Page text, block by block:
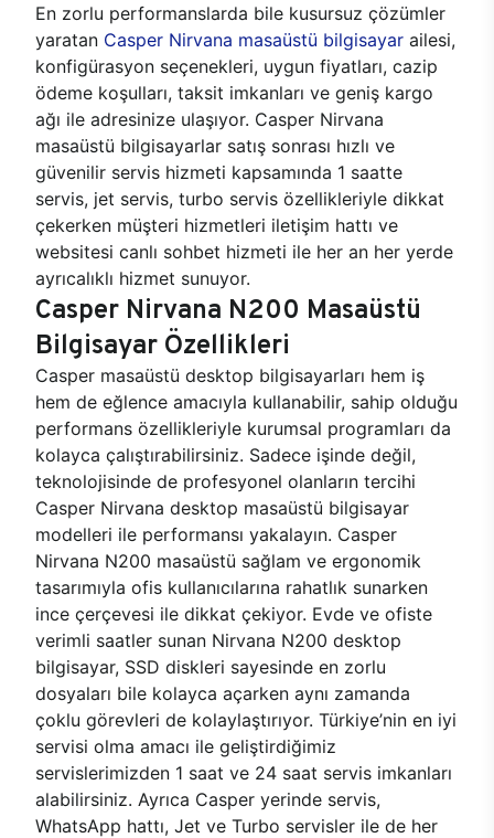
En zorlu performanslarda bile kusursuz çözümler
yaratan Casper Nirvana masaüstü bilgisayar ailesi,
konfigürasyon seçenekleri, uygun fiyatları, cazip
ödeme koşulları, taksit imkanları ve geniş kargo
ağı ile adresinize ulaşıyor. Casper Nirvana
masaüstü bilgisayarlar satış sonrası hızlı ve
güvenilir servis hizmeti kapsamında 1 saatte
servis, jet servis, turbo servis özellikleriyle dikkat
çekerken müşteri hizmetleri iletişim hattı ve
websitesi canlı sohbet hizmeti ile her an her yerde
ayrıcalıklı hizmet sunuyor.
Casper Nirvana N200 Masaüstü
Bilgisayar Özellikleri
Casper masaüstü desktop bilgisayarları hem iş
hem de eğlence amacıyla kullanabilir, sahip olduğu
performans özellikleriyle kurumsal programları da
kolayca çalıştırabilirsiniz. Sadece işinde değil,
teknolojisinde de profesyonel olanların tercihi
Casper Nirvana desktop masaüstü bilgisayar
modelleri ile performansı yakalayın. Casper
Nirvana N200 masaüstü sağlam ve ergonomik
tasarımıyla ofis kullanıcılarına rahatlık sunarken
ince çerçevesi ile dikkat çekiyor. Evde ve ofiste
verimli saatler sunan Nirvana N200 desktop
bilgisayar, SSD diskleri sayesinde en zorlu
dosyaları bile kolayca açarken aynı zamanda
çoklu görevleri de kolaylaştırıyor. Türkiye’nin en iyi
servisi olma amacı ile geliştirdiğimiz
servislerimizden 1 saat ve 24 saat servis imkanları
alabilirsiniz. Ayrıca Casper yerinde servis,
WhatsApp hattı, Jet ve Turbo servisler ile de her